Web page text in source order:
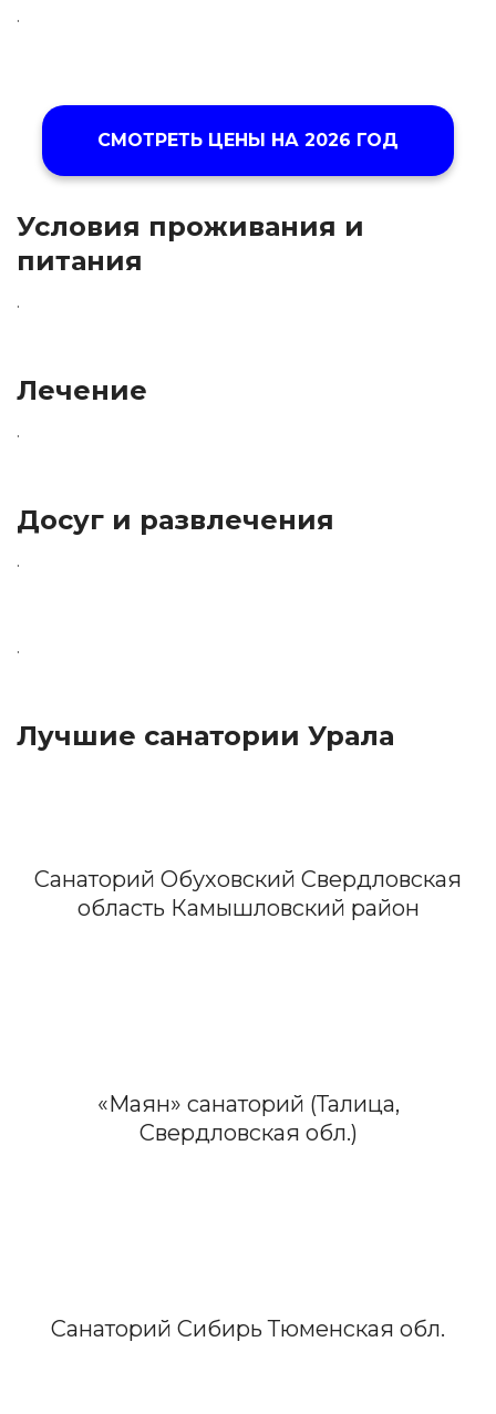
.
СМОТРЕТЬ ЦЕНЫ НА 2026 ГОД
Условия проживания и
питания
.
Лечение
.
Досуг и развлечения
.
.
Лучшие санатории Урала
Санаторий Обуховский Свердловская
область Камышловский район
«Маян» санаторий (Талица,
Свердловская обл.)
Санаторий Сибирь Тюменская обл.